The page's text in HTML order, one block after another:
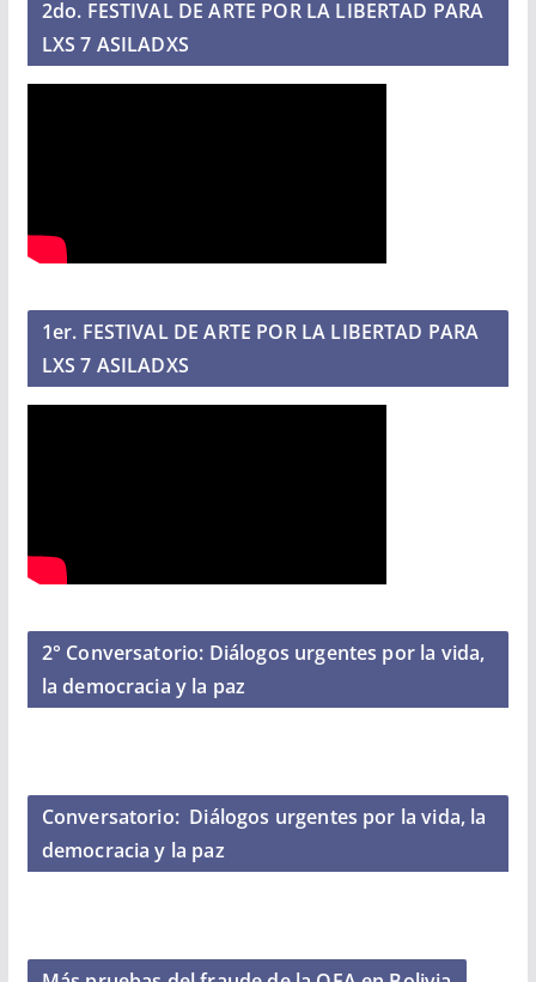
2do. FESTIVAL DE ARTE POR LA LIBERTAD PARA
LXS 7 ASILADXS
1er. FESTIVAL DE ARTE POR LA LIBERTAD PARA
LXS 7 ASILADXS
2° Conversatorio: Diálogos urgentes por la vida,
la democracia y la paz
Conversatorio: ​ Diálogos urgentes por la vida, la
democracia y la paz